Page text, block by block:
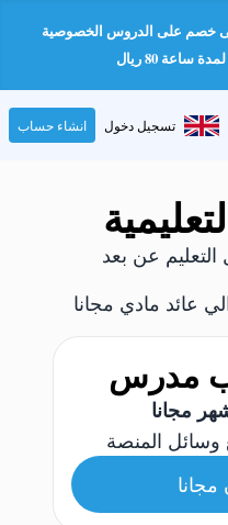
ساعة 80 ريال
تسجيل دخول انشاء حساب
عن بعد
عائد مادي مجانا
مدرس
مجانا
وسائل المنصة